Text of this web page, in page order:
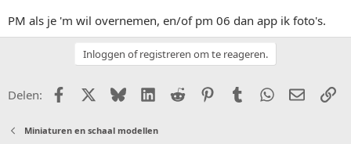
PM als je 'm wil overnemen, en/of pm 06 dan app ik foto's.
Inloggen of registreren om te reageren.
Delen: FacebookX (Twitter)
BlueskyLinkedIn
Reddit PinterestTumblr WhatsApp
E-mail
Miniaturen en schaal modellen